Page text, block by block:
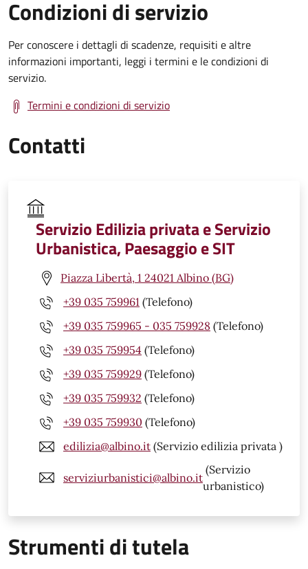
Condizioni di servizio
Per conoscere i dettagli di scadenze, requisiti e altre
informazioni importanti, leggi i termini e le condizioni di
servizio.
Termini e condizioni di servizio
Contatti
Servizio Edilizia privata e Servizio
Urbanistica, Paesaggio e SIT
Piazza Libertà, 1 24021 Albino (BG)
+39 035 759961 (Telefono)
+39 035 759965 - 035 759928 (Telefono)
+39 035 759954 (Telefono)
+39 035 759929 (Telefono)
+39 035 759932 (Telefono)
+39 035 759930 (Telefono)
edilizia@albino.it (Servizio edilizia privata )
serviziurbanistici@albino.it
(Servizio
urbanistico)
Strumenti di tutela